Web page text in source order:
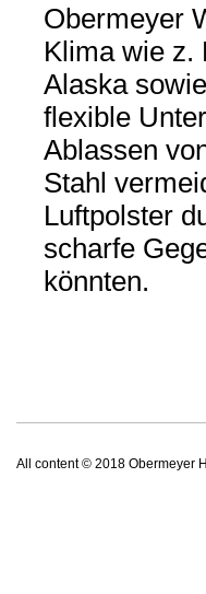
Obermeyer
Klima wie z.
Alaska
flexible
Ablassen
Stahl
Luftpolster
scharfe
könnten.
All content © 2018 Obermeyer